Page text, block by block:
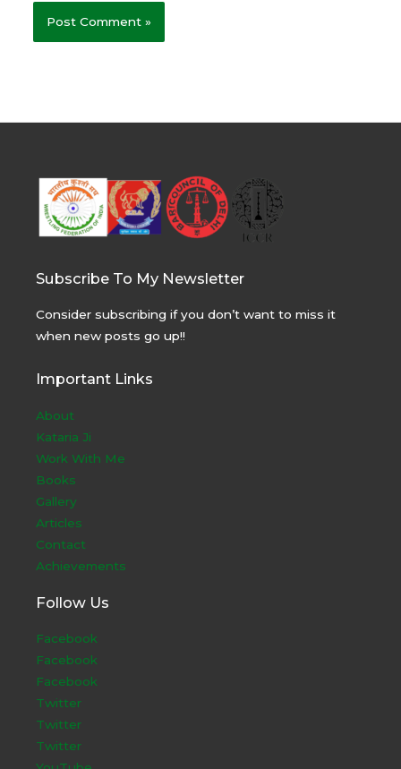
Subscribe To My Newsletter
Consider subscribing if you don’t want to miss it
when new posts go up!!
Important Links
About
Kataria Ji
Work With Me
Books
Gallery
Articles
Contact
Achievements
Follow Us
Facebook
Facebook
Facebook
Twitter
Twitter
Twitter